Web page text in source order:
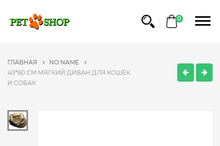
0
ГЛАВНАЯ
NO NAME
40*60 CM МЯГКИЙ ДИВАН ДЛЯ КОШЕК
И СОБАК